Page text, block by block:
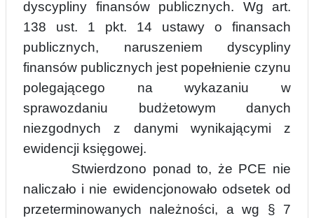
dyscypliny finansów publicznych. Wg art.
138 ust. 1 pkt. 14 ustawy o finansach
publicznych, naruszeniem dyscypliny
finansów publicznych jest popełnienie czynu
polegającego na wykazaniu w
sprawozdaniu budżetowym
danych
niezgodnych z danymi wynikającymi z
ewidencji księgowej.
Stwierdzono ponad to, że PCE nie
naliczało i nie ewidencjonowało odsetek od
przeterminowanych należności, a wg § 7